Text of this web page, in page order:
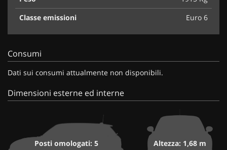
Classe emissioni
Euro 6
Consumi
Dati sui consumi attualmente non disponibili.
Dimensioni esterne ed interne
Posti omologati: 5 Altezza: 1,68 m